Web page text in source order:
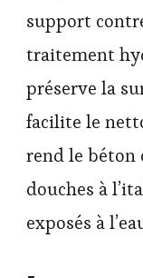
support
traitement
préserve la
facilite le
rend le béton
douches à
exposés à